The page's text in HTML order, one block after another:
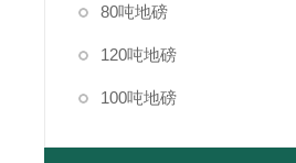
80吨地磅
120吨地磅
100吨地磅